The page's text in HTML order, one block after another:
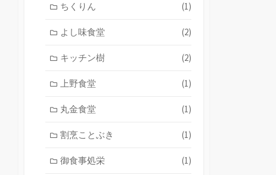
ちくりん (1)
よし味食堂 (2)
キッチン樹 (2)
上野食堂 (1)
丸金食堂 (1)
割烹ことぶき (1)
御食事処栄 (1)